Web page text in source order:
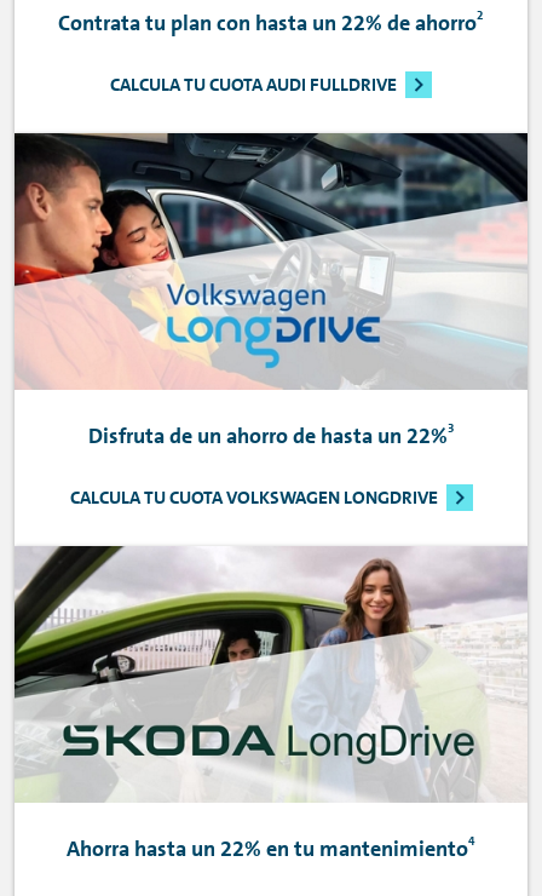
Contrata tu plan con hasta un 22% de ahorro2
CALCULA TU CUOTA AUDI FULLDRIVE
Disfruta de un ahorro de hasta un 22%3
CALCULA TU CUOTA VOLKSWAGEN LONGDRIVE
Ahorra hasta un 22% en tu mantenimiento4